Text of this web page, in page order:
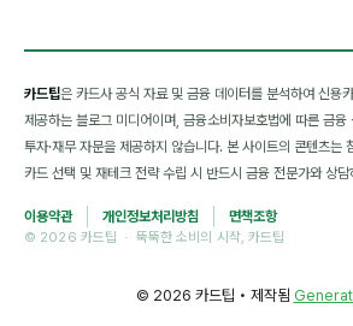
카드팁은 카드사 공식 자료 및 금융 데이터를 분석하여 신용
제공하는 블로그 미디어이며, 금융소비자보호법에 따른 금융
투자·재무 자문을 제공하지 않습니다. 본 사이트의 콘텐츠는
카드 선택 및 재테크 전략 수립 시 반드시 금융 전문가와 상
이용약관 개인정보처리방침
면책조항
© 2026 카드팁 · 뚝뚝한 소비의 시작, 카드팁
© 2026 카드팁 • 제작됨